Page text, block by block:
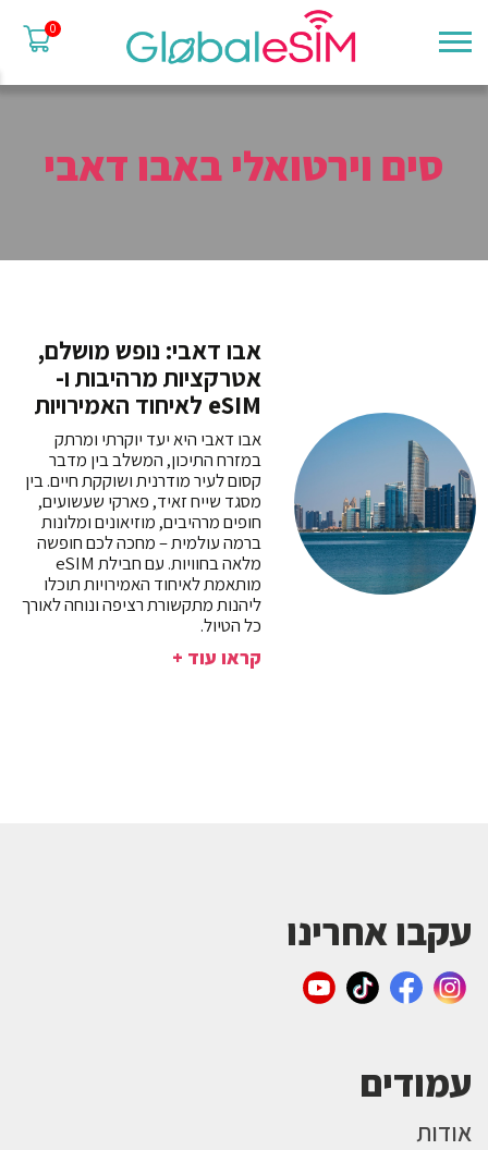
0
סים וירטואלי באבו דאבי
אבו דאבי: נופש מושלם,
אטרקציות מרהיבות ו-
eSIM לאיחוד האמירויות
אבו דאבי היא יעד יוקרתי ומרתק
במזרח התיכון, המשלב בין מדבר
קסום לעיר מודרנית ושוקקת חיים. בין
מסגד שייח זאיד, פארקי שעשועים,
חופים מרהיבים, מוזיאונים ומלונות
ברמה עולמית – מחכה לכם חופשה
מלאה בחוויות. עם חבילת eSIM
מותאמת לאיחוד האמירויות תוכלו
ליהנות מתקשורת רציפה ונוחה לאורך
כל הטיול.
קראו עוד +
עקבו אחרינו
עמודים
אודות